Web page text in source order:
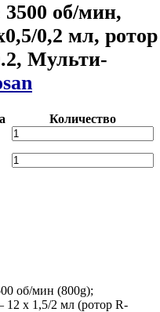
об/мин,
0,2 мл, ротор
Мульти-
Количество
об/мин (800g);
12 х 1,5/2 мл (ротор R-